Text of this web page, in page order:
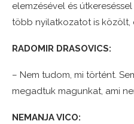
elemzésével és
több nyilatkozatot is közölt,
RADOMIR DRASOVICS:
– Nem tudom, mi történt.
megadtuk magunkat, ami
NEMANJA VICO: